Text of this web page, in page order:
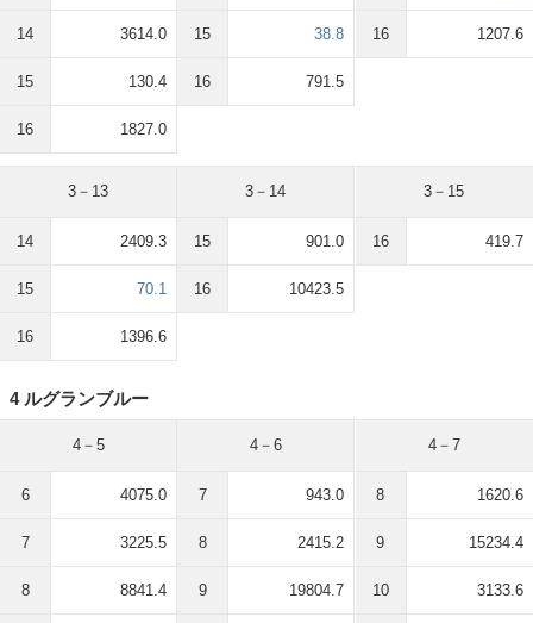
14 3614.0
15 130.4
16 1827.0
15 38.8
16 791.5
16 1207.6
3－13
14 2409.3
15 70.1
16 1396.6
3－14
15 901.0
16 10423.5
3－15
16 419.7
4 ルグランブルー
4－5
6 4075.0
7 3225.5
8 8841.4
4－6
7 943.0
8 2415.2
9 19804.7
4－7
8 1620.6
9 15234.4
10 3133.6